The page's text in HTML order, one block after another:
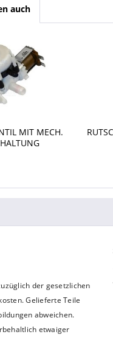
auch
MIT MECH.
der gesetzlichen
Gelieferte Teile
abweichen.
etwaiger